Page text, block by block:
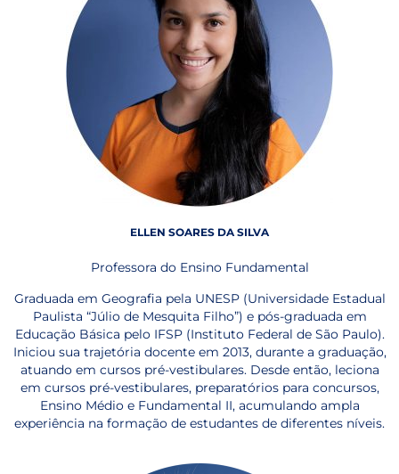
ELLEN SOARES DA SILVA
Professora do Ensino Fundamental
Graduada em Geografia pela UNESP (Universidade Estadual
Paulista “Júlio de Mesquita Filho”) e pós-graduada em
Educação Básica pelo IFSP (Instituto Federal de São Paulo).
Iniciou sua trajetória docente em 2013, durante a graduação,
atuando em cursos pré-vestibulares. Desde então, leciona
em cursos pré-vestibulares, preparatórios para concursos,
Ensino Médio e Fundamental II, acumulando ampla
experiência na formação de estudantes de diferentes níveis.